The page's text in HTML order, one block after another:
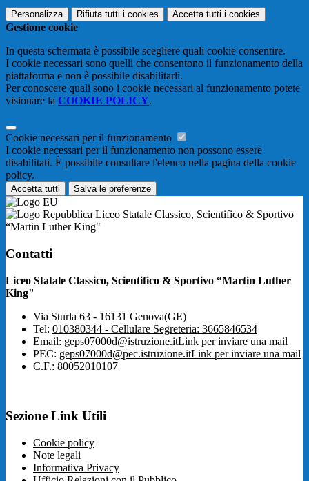
Personalizza Rifiuta tutti i cookies Accetta tutti i cookies
Gestione cookie
In questa schermata è possibile scegliere quali cookie consentire.
I cookie necessari sono quelli che consentono il funzionamento della
piattaforma e non è possibile disabilitarli.
Per conoscere quali sono i cookie necessari al funzionamento potete
visionare la COOKIE POLICY.
Cookie necessari per il funzionamento
I cookie necessari per il funzionamento non possono essere
disabilitati. È possibile consultare l'elenco nella pagina della cookie
policy.
Accetta tutti Salva le preferenze
Liceo Statale Classico, Scientifico & Sportivo
“Martin Luther King"
Contatti
Liceo Statale Classico, Scientifico & Sportivo “Martin Luther
King"
Via Sturla 63 - 16131 Genova(GE)
Tel: 010380344 - Cellulare Segreteria: 3665846534
Email: geps07000d@istruzione.itLink per inviare una mail
PEC: geps07000d@pec.istruzione.itLink per inviare una mail
C.F.: 80052010107
Sezione Link Utili
Cookie policy
Note legali
Informativa Privacy